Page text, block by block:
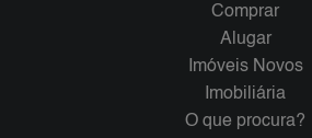
Comprar
Alugar
Imóveis Novos
Imobiliária
O que procura?